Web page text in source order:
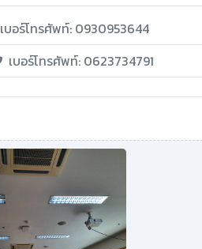
เบอร์โทรศัพท์: 0930953644
เบอร์โทรศัพท์: 0623734791